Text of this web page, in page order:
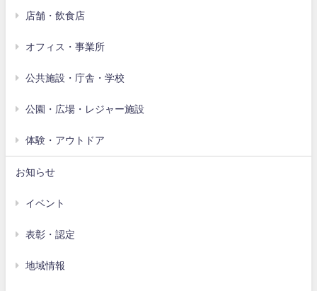
店舗・飲食店
オフィス・事業所
公共施設・庁舎・学校
公園・広場・レジャー施設
体験・アウトドア
お知らせ
イベント
表彰・認定
地域情報